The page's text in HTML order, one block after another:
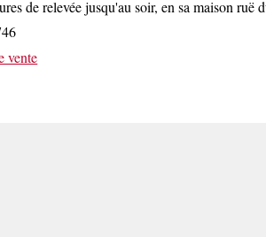
de relevée jusqu'au soir, en sa maison ruë
vente